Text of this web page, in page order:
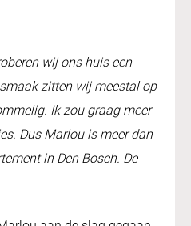
wij ons huis een
zitten wij meestal op
Ik zou graag meer
Dus Marlou is meer dan
in Den Bosch. De